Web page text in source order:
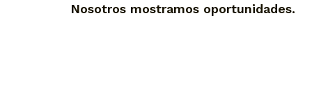
Nosotros mostramos oportunidades.